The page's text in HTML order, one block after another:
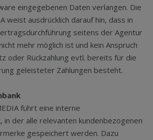
eingegebenen Daten verlangen. Die
weist ausdrücklich darauf hin, dass in
seitens der Agentur
mehr möglich ist und kein Anspruch
oder Rückzahlung evtl. bereits für die
geleisteter Zahlungen besteht.
führt eine interne
in der alle relevanten kundenbezogenen
gespeichert werden. Dazu